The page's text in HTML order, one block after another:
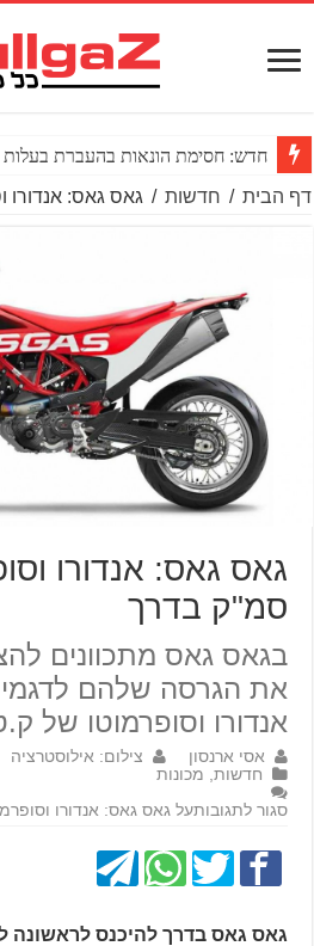
חדש: חסימת הונאות בהעברת בעלות
דף הבית / חדשות / גאס גאס: אנדורו
סמ"ק בדרך
בגאס גאס מתכוונים
אנדורו וסופרמוטו של
אסי ארנסון צילום: אילוסטרציה
חדשות מכונות
סגור לתגובותעל גאס גאס: אנדורו וסופרמוטו 700
גאס גאס בדרך להיכנס לראשונה